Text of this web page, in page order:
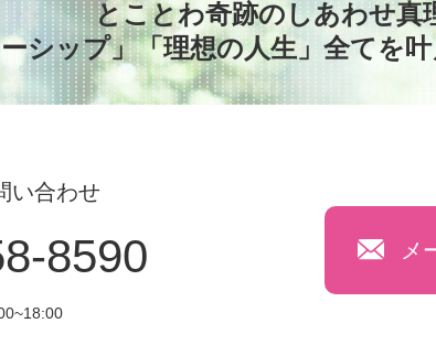
とことわ奇跡のしあわせ真
シップ」「理想の人生」全てを
い合わせ
8590 メ